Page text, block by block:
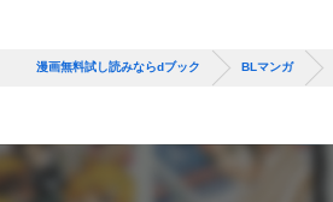
漫画無料試し読みならdブック BLマンガ